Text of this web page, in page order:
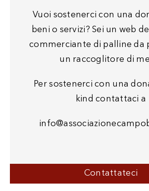
Vuoi sostenerci con una
beni o servizi? Sei un web
commerciante di palline da
un raccoglitore di
Per sostenerci con una
kind contattaci a
Contattateci